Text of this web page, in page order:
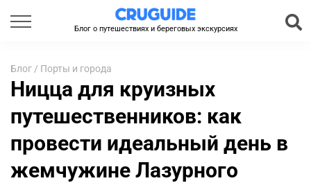
Блог о путешествиях и береговых экскурсиях
Блог / Порты и города
Ницца для круизных
путешественников: как
провести идеальный день в
жемчужине Лазурного